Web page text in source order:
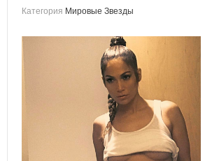
Категория Мировые Звезды